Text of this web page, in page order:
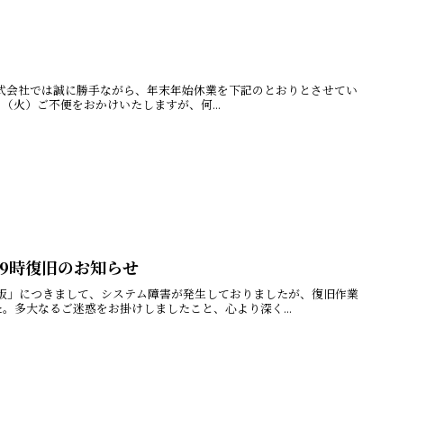
社では誠に勝手ながら、年末年始休業を下記のとおりとさせてい
火）ご不便をおかけいたしますが、何...
時復旧のお知らせ
につきまして、システム障害が発生しておりましたが、復旧作業
多大なるご迷惑をお掛けしましたこと、心より深く...